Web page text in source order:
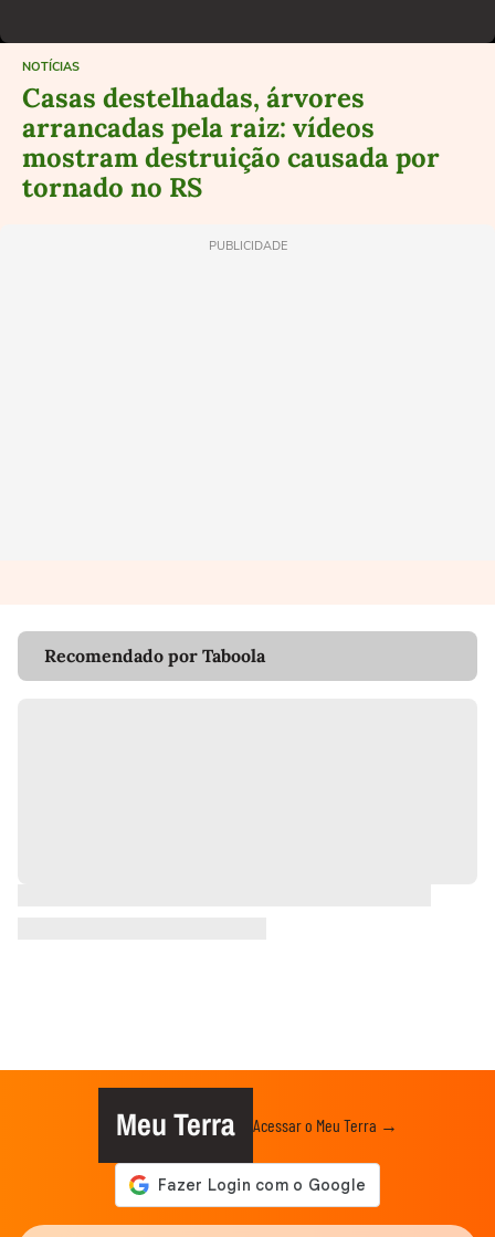
NOTÍCIAS
Casas destelhadas, árvores
arrancadas pela raiz: vídeos
mostram destruição causada por
tornado no RS
PUBLICIDADE
Recomendado por Taboola
Meu Terra Acessar o Meu Terra →